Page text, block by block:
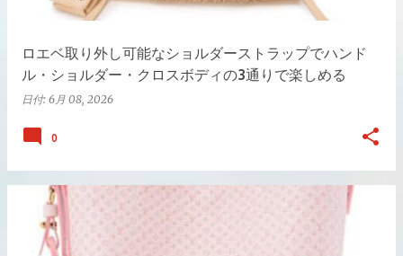
ロエベ取り外し可能なショルダーストラップでハンド
ル・ショルダー・クロスボディの3通りで楽しめる
日付: 6月 08, 2026
0